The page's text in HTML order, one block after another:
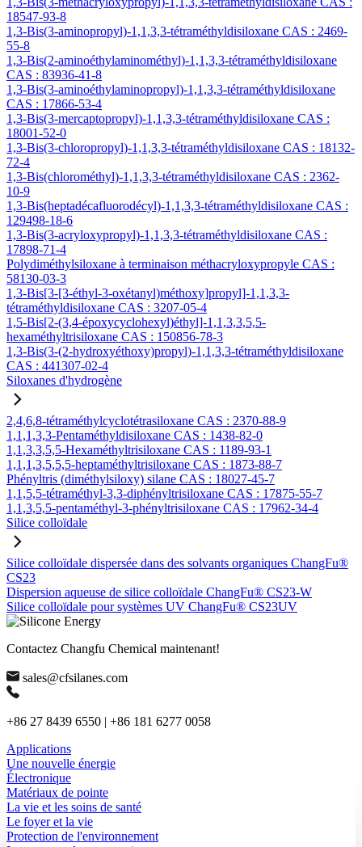
18547-93-8
1,3-Bis(3-aminopropyl)-1,1,3,3-tétraméthyldisiloxane CAS : 2469-
55-8
1,3-Bis(2-aminoéthylaminométhyl)-1,1,3,3-tétraméthyldisiloxane
CAS : 83936-41-8
1,3-Bis(3-aminoéthylaminopropyl)-1,1,3,3-tétraméthyldisiloxane
CAS : 17866-53-4
1,3-Bis(3-mercaptopropyl)-1,1,3,3-tétraméthyldisiloxane CAS :
18001-52-0
1,3-Bis(3-chloropropyl)-1,1,3,3-tétraméthyldisiloxane CAS : 18132-
72-4
1,3-Bis(chlorométhyl)-1,1,3,3-tétraméthyldisiloxane CAS : 2362-
10-9
1,3-Bis(heptadécafluorodécyl)-1,1,3,3-tétraméthyldisiloxane CAS :
129498-18-6
1,3-Bis(3-acryloxypropyl)-1,1,3,3-tétraméthyldisiloxane CAS :
17898-71-4
Polydiméthylsiloxane à terminaison méthacryloxypropyle CAS :
58130-03-3
1,3-Bis[3-[3-éthyl-3-oxétanyl)méthoxy]propyl]-1,1,3,3-
tétraméthyldisiloxane CAS : 3207-05-4
1,5-Bis[2-(3,4-époxycyclohexyl)éthyl]-1,1,3,3,5,5-
hexaméthyltrisiloxane CAS : 150856-78-3
1,3-Bis(3-(2-hydroxyéthoxy)propyl)-1,1,3,3-tétraméthyldisiloxane
CAS : 441307-02-4
Siloxanes d'hydrogène
2,4,6,8-tétraméthylcyclotétrasiloxane CAS : 2370-88-9
1,1,1,3,3-Pentaméthyldisiloxane CAS : 1438-82-0
1,1,3,3,5,5-Hexaméthyltrisiloxane CAS : 1189-93-1
1,1,1,3,5,5,5-heptaméthyltrisiloxane CAS : 1873-88-7
Phényltris (diméthylsiloxy) silane CAS : 18027-45-7
1,1,5,5-tétraméthyl-3,3-diphényltrisiloxane CAS : 17875-55-7
1,1,3,5,5-pentaméthyl-3-phényltrisiloxane CAS : 17962-34-4
Silice colloïdale
Silice colloïdale dispersée dans des solvants organiques ChangFu®
CS23
Dispersion aqueuse de silice colloïdale ChangFu® CS23-W
Silice colloïdale pour systèmes UV ChangFu® CS23UV
Contactez Changfu Chemical maintenant!
sales@cfsilanes.com
+86 27 8439 6550 | +86 181 6277 0058
Applications
Une nouvelle énergie
Électronique
Matériaux de pointe
La vie et les soins de santé
Le foyer et la vie
Protection de l'environnement